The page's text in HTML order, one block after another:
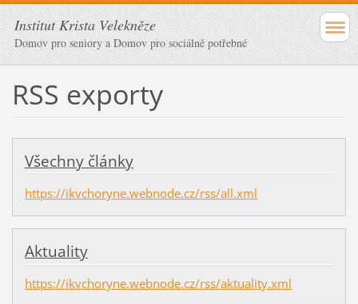
Institut Krista Velekněze
Domov pro seniory a Domov pro sociálně potřebné
RSS exporty
Všechny články
https://ikvchoryne.webnode.cz/rss/all.xml
Aktuality
https://ikvchoryne.webnode.cz/rss/aktuality.xml